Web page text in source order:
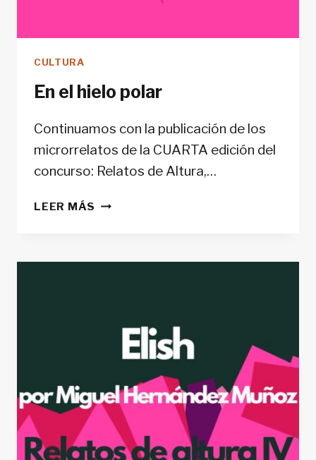
CULTURA
En el hielo polar
Continuamos con la publicación de los
microrrelatos de la CUARTA edición del
concurso: Relatos de Altura,…
LEER MÁS EN